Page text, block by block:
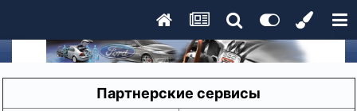
Партнерские сервисы